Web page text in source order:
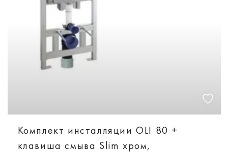
Комплект инсталляции OLI 80 +
клавиша смыва Slim хром,